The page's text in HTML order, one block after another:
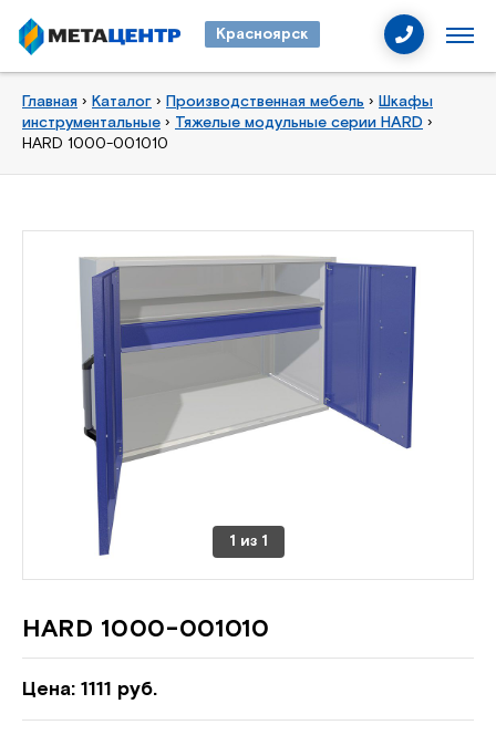
Красноярск
Главная › Каталог › Производственная мебель › Шкафы
инструментальные › Тяжелые модульные серии HARD ›
HARD 1000-001010
1 из 1
HARD 1000-001010
Цена: 1111 руб.